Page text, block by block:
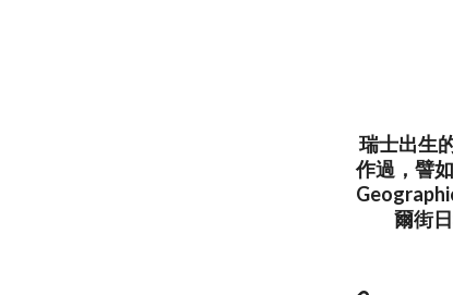
瑞士出生
作過，譬
爾街